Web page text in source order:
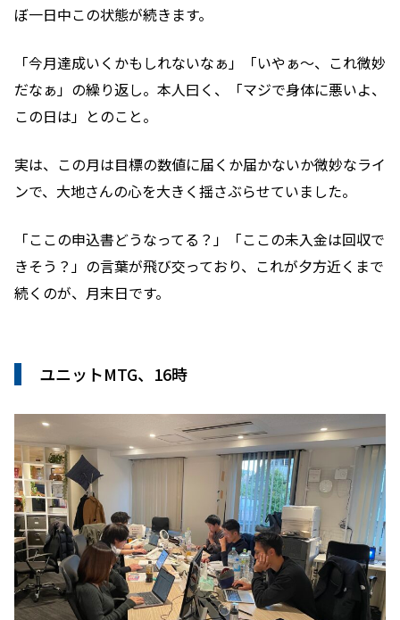
ぼ一日中この状態が続きます。
「今月達成いくかもしれないなぁ」「いやぁ〜、これ微妙
だなぁ」の繰り返し。本人曰く、「マジで身体に悪いよ、
この日は」とのこと。
実は、この月は目標の数値に届くか届かないか微妙なライ
ンで、大地さんの心を大きく揺さぶらせていました。
「ここの申込書どうなってる？」「ここの未入金は回収で
きそう？」の言葉が飛び交っており、これが夕方近くまで
続くのが、月末日です。
ユニットMTG、16時